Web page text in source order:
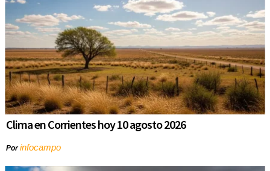
Clima en Corrientes hoy 10 agosto 2026
Porinfocampo